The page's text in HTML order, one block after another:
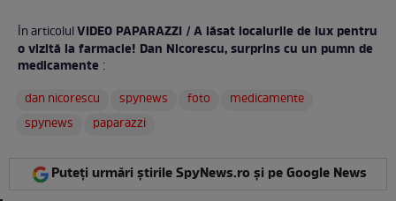
În articolulVIDEO PAPARAZZI / A lăsat localurile de lux pentru
o vizită la farmacie! Dan Nicorescu, surprins cu un pumn de
medicamente :
dan nicorescu
spynews foto
medicamente
spynews
paparazzi
Puteți urmări știrile SpyNews.ro și pe Google News